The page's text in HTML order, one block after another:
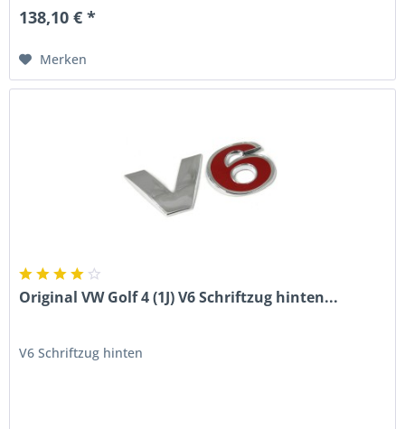
138,10 € *
Merken
Original VW Golf 4 (1J) V6 Schriftzug hinten...
V6 Schriftzug hinten